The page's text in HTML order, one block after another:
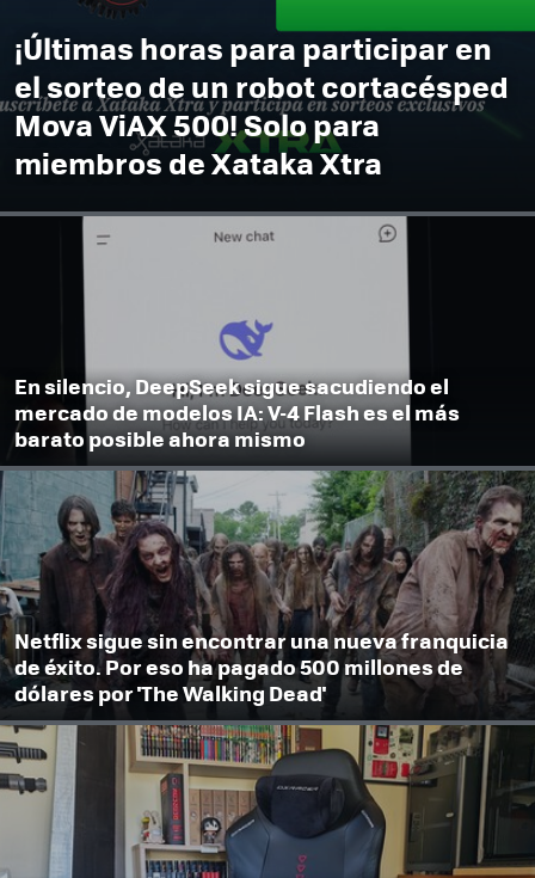
¡Últimas horas para participar en
el sorteo de un robot cortacésped
Mova ViAX 500! Solo para
miembros de Xataka Xtra
En silencio, DeepSeek sigue sacudiendo el
mercado de modelos IA: V-4 Flash es el más
barato posible ahora mismo
Netflix sigue sin encontrar una nueva franquicia
de éxito. Por eso ha pagado 500 millones de
dólares por 'The Walking Dead'